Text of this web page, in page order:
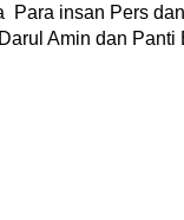
Para insan Pers
Amin dan Panti